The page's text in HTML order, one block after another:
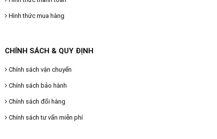
Hình thức mua hàng
CHÍNH SÁCH & QUY ĐỊNH
Chính sách vận chuyển
Chính sách bảo hành
Chính sách đổi hàng
Chính sách tư vấn miễn phí